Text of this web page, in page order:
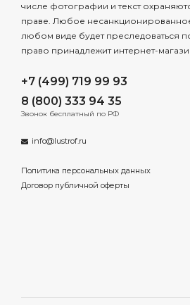
числе фотографии и текст
праве. Любое
любом виде будет преследоваться
право принадлежит интернет-
+7 (499) 719 99 93
8 (800) 333 94 35
Звонок бесплатный по РФ
info@lustrof.ru
Политика персональных данных
Договор публичной оферты